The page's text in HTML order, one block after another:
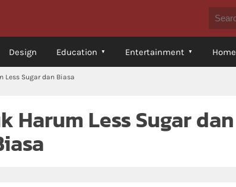
Design Education Entertainment Home
Less Sugar dan Biasa
Harum Less Sugar dan